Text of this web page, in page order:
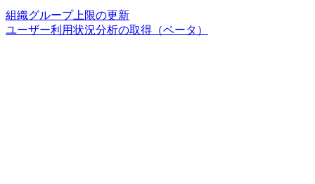
組織グループ上限の更新
ユーザー利用状況分析の取得（ベータ）